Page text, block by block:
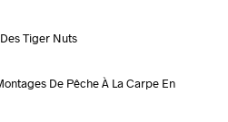
Tiger Nuts
De Pêche À La Carpe En